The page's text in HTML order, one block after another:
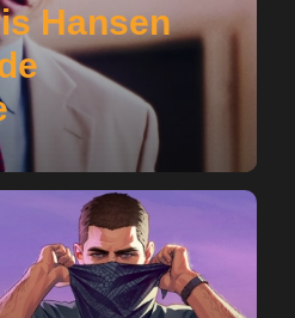
Hansen